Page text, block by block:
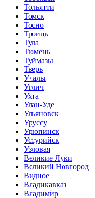
Тольятти
Томск
Тосно
Троицк
Тула
Тюмень
Туймазы
Тверь
Учалы
Углич
Ухта
Улан-Уде
Ульяновск
Уруссу
Урюпинск
Уссурийск
Узловая
Великие Луки
Великий Новгород
Видное
Владикавказ
Владимир